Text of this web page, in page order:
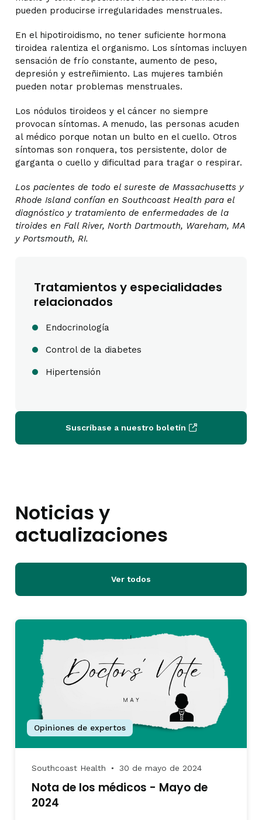
pueden producirse irregularidades menstruales.
En el hipotiroidismo, no tener suficiente hormona
tiroidea ralentiza el organismo. Los síntomas incluyen
sensación de frío constante, aumento de peso,
depresión y estreñimiento. Las mujeres también
pueden notar problemas menstruales.
Los nódulos tiroideos y el cáncer no siempre
provocan síntomas. A menudo, las personas acuden
al médico porque notan un bulto en el cuello. Otros
síntomas son ronquera, tos persistente, dolor de
garganta o cuello y dificultad para tragar o respirar.
Los pacientes de todo el sureste de Massachusetts y
Rhode Island confían en Southcoast Health para el
diagnóstico y tratamiento de enfermedades de la
tiroides en Fall River, North Dartmouth, Wareham, MA
y Portsmouth, RI.
Tratamientos y especialidades
relacionados
Endocrinología
Control de la diabetes
Hipertensión
Suscríbase a nuestro boletín
Noticias y
actualizaciones
Ver todos
Opiniones de expertos
Southcoast Health ● 30 de mayo de 2024
Nota de los médicos - Mayo de
2024